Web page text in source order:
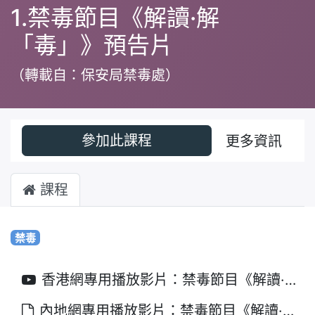
1.禁毒節目《解讀·解
「毒」》預告片
（轉載自：保安局禁毒處）
參加此課程 更多資訊
課程
禁毒
香港網專用播放影片：禁毒節目《解讀·解「毒」》預告篇
內地網專用播放影片：禁毒節目《解讀·解「毒」》預告篇